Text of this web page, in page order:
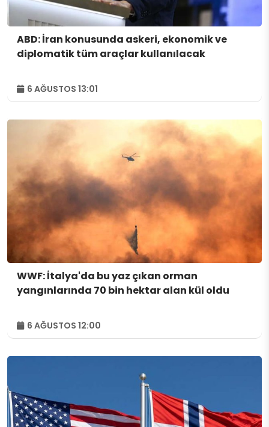
ABD: İran konusunda askeri, ekonomik ve
diplomatik tüm araçlar kullanılacak
6 AĞUSTOS 13:01
WWF: İtalya'da bu yaz çıkan orman
yangınlarında 70 bin hektar alan kül oldu
6 AĞUSTOS 12:00